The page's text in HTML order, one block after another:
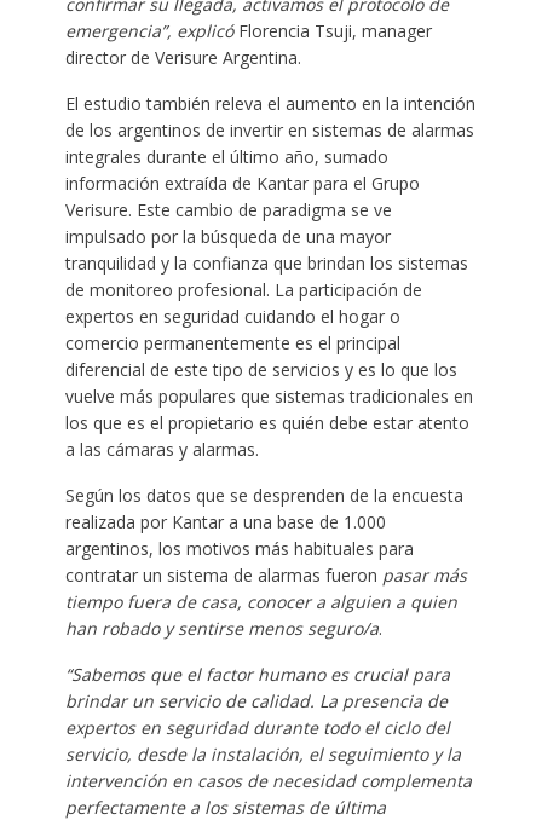
emergencia”, explicó Florencia Tsuji, manager
director de Verisure Argentina.
El estudio también releva el aumento en la intención
de los argentinos de invertir en sistemas de alarmas
integrales durante el último año, sumado
información extraída de Kantar para el Grupo
Verisure. Este cambio de paradigma se ve
impulsado por la búsqueda de una mayor
tranquilidad y la confianza que brindan los sistemas
de monitoreo profesional. La participación de
expertos en seguridad cuidando el hogar o
comercio permanentemente es el principal
diferencial de este tipo de servicios y es lo que los
vuelve más populares que sistemas tradicionales en
los que es el propietario es quién debe estar atento
a las cámaras y alarmas.
Según los datos que se desprenden de la encuesta
realizada por Kantar a una base de 1.000
argentinos, los motivos más habituales para
contratar un sistema de alarmas fueron pasar más
tiempo fuera de casa, conocer a alguien a quien
han robado y sentirse menos seguro/a.
“Sabemos que el factor humano es crucial para
brindar un servicio de calidad. La presencia de
expertos en seguridad durante todo el ciclo del
servicio, desde la instalación, el seguimiento y la
intervención en casos de necesidad complementa
perfectamente a los sistemas de última